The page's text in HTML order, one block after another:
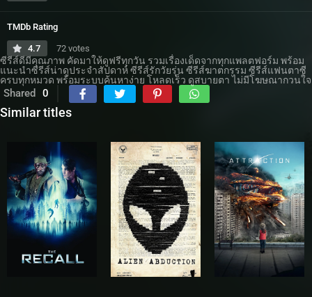
TMDb Rating
4.7 72 votes
ซีรีส์ดีมีคุณภาพ คัดมาให้ดูฟรีทุกวัน รวมเรื่องเด็ดจากทุกแพลตฟอร์ม พร้อม
แนะนำซีรีส์น่าดูประจำสัปดาห์ ซีรีส์รักวัยรุ่น ซีรีส์ฆาตกรรม ซีรีส์แฟนตาซี
ครบทุกหมวด พร้อมระบบค้นหาง่าย โหลดเร็ว ดูสบายตา ไม่มีโฆษณากวนใจ
Shared 0
Similar titles